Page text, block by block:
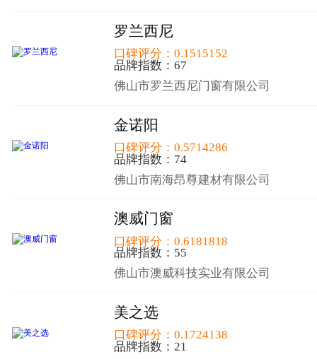
罗兰西尼
口碑评分：0.1515152
品牌指数：67
佛山市罗兰西尼门窗有限公司
金诺阳
口碑评分：0.5714286
品牌指数：74
佛山市南海昂尊建材有限公司
澳威门窗
口碑评分：0.6181818
品牌指数：55
佛山市澳威科技实业有限公司
美之选
口碑评分：0.1724138
品牌指数：21